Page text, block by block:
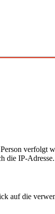
verfolgt
die IP-Adresse.
auf die